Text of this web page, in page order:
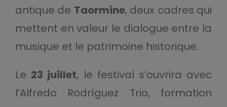
antique de Taormine, deux cadres qui
mettent en valeur le dialogue entre la
musique et le patrimoine historique.
Le 23 juillet, le festival s’ouvrira avec
l’Alfredo Rodríguez Trio, formation